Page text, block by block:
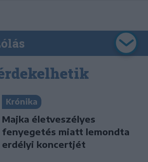
Krónika
Majka életveszélyes
fenyegetés miatt lemondta
erdélyi koncertjét